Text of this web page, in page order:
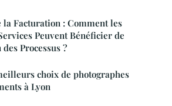
Facturation : Comment les
Peuvent Bénéficier de
Processus ?
choix de photographes
à Lyon